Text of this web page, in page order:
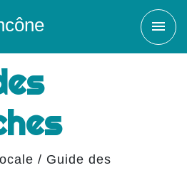
menu
/ Guide des